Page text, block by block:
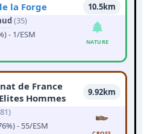
la Forge
10.5km
(35)
- 1/ESM
NATURE
de France
Hommes
9.92km
- 55/ESM